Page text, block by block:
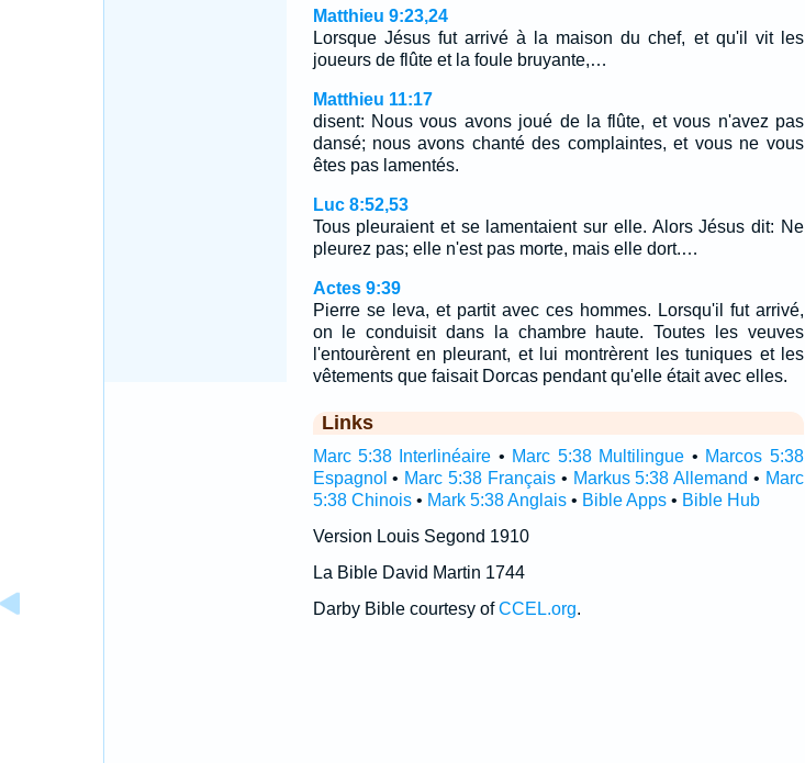
Matthieu 9:23,24
Lorsque Jésus fut arrivé à la maison du chef, et qu'il vit les
joueurs de flûte et la foule bruyante,…
Matthieu 11:17
disent: Nous vous avons joué de la flûte, et vous n'avez pas
dansé; nous avons chanté des complaintes, et vous ne vous
êtes pas lamentés.
Luc 8:52,53
Tous pleuraient et se lamentaient sur elle. Alors Jésus dit: Ne
pleurez pas; elle n'est pas morte, mais elle dort.…
Actes 9:39
Pierre se leva, et partit avec ces hommes. Lorsqu'il fut arrivé,
on le conduisit dans la chambre haute. Toutes les veuves
l'entourèrent en pleurant, et lui montrèrent les tuniques et les
vêtements que faisait Dorcas pendant qu'elle était avec elles.
Links
Marc 5:38 Interlinéaire • Marc 5:38 Multilingue • Marcos 5:38
Espagnol • Marc 5:38 Français• Markus 5:38 Allemand • Marc
5:38 Chinois• Mark 5:38 Anglais• Bible Apps• Bible Hub
Version Louis Segond 1910
La Bible David Martin 1744
Darby Bible courtesy ofCCEL.org.